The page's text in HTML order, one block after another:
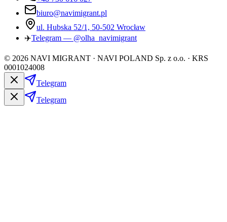
biuro@navimigrant.pl
ul. Hubska 52/1, 50-502 Wrocław
✈️Telegram — @olha_navimigrant
© 2026 NAVI MIGRANT · NAVI POLAND Sp. z o.o. · KRS
0001024008
Telegram
Telegram